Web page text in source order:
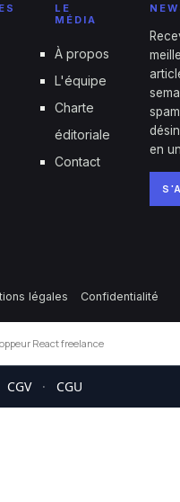
LE
MÉDIA
À propos
L'équipe
Charte
éditoriale
Contact
en
légales Confidentialité
React freelance
CGV · CGU